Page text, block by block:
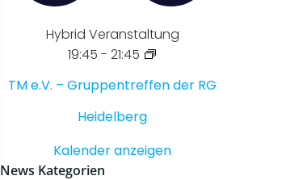
Hybrid Veranstaltung
19:45 - 21:45
TM e.V. – Gruppentreffen der RG
Heidelberg
Kalender anzeigen
News Kategorien